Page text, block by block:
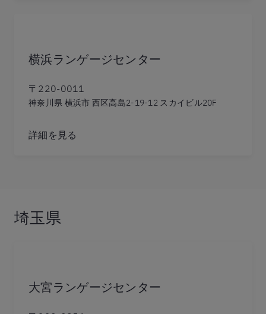
横浜ランゲージセンター
〒220-0011
神奈川県 横浜市 西区高島2-19-12 スカイビル20F
詳細を見る
埼玉県
大宮ランゲージセンター